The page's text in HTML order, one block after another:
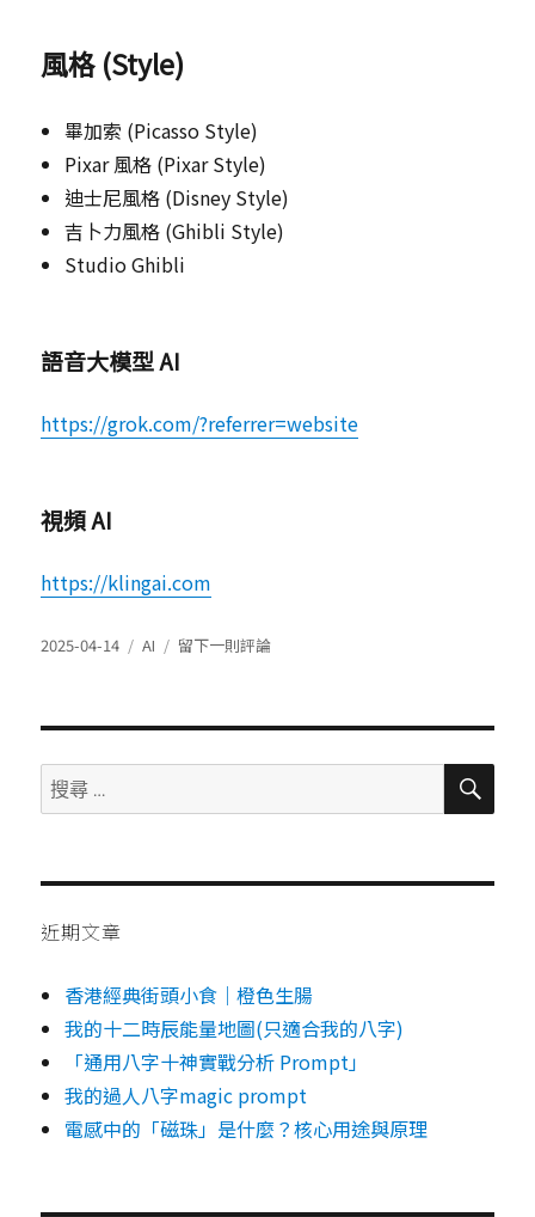
風格 (Style)
畢加索 (Picasso Style)
Pixar 風格 (Pixar Style)
迪士尼風格 (Disney Style)
吉卜力風格 (Ghibli Style)
Studio Ghibli
語音大模型 AI
https://grok.com/?referrer=website
視頻 AI
https://klingai.com
發
2025-04-14
分
AI 留下一則評論在
站
搜
尋：
搜
近期文章
香港經典街頭小食｜橙色生腸
我的十二時辰能量地圖(只適合我的八字)
「通用八字十神實戰分析 Prompt」
我的過人八字magic prompt
電感中的「磁珠」是什麼？核心用途與原理